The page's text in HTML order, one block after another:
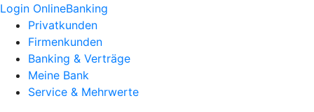
Login OnlineBanking
Privatkunden
Firmenkunden
Banking & Verträge
Meine Bank
Service & Mehrwerte